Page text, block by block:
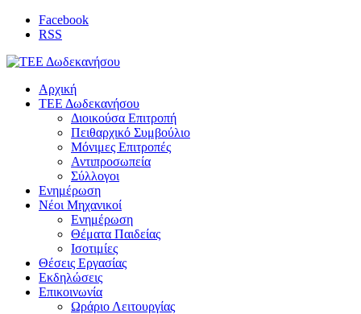
Facebook
RSS
Αρχική
ΤΕΕ Δωδεκανήσου
Διοικούσα Επιτροπή
Πειθαρχικό Συμβούλιο
Μόνιμες Επιτροπές
Αντιπροσωπεία
Σύλλογοι
Ενημέρωση
Νέοι Μηχανικοί
Ενημέρωση
Θέματα Παιδείας
Ισοτιμίες
Θέσεις Εργασίας
Εκδηλώσεις
Επικοινωνία
Ωράριο Λειτουργίας